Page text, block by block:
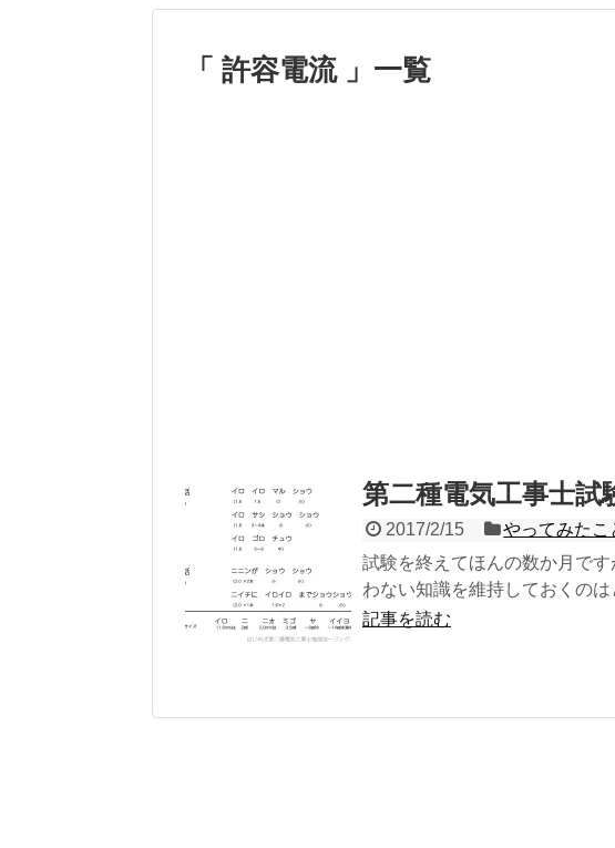
「 許容電流 」一覧
第二種電気工事士試
2017/2/15
やってみたこ
試験を終えてほんの数か月で
わない知識を維持しておくの
記事を読む